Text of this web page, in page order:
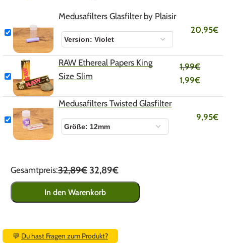
Medusafilters Glasfilter by Plaisir
20,95€
RAW Ethereal Papers King
Size Slim
1,99€
1,99€
Medusafilters Twisted Glasfilter
9,95€
Gesamtpreis:32,89€32,89€
In den Warenkorb
💬 Du hast Fragen zum Produkt?